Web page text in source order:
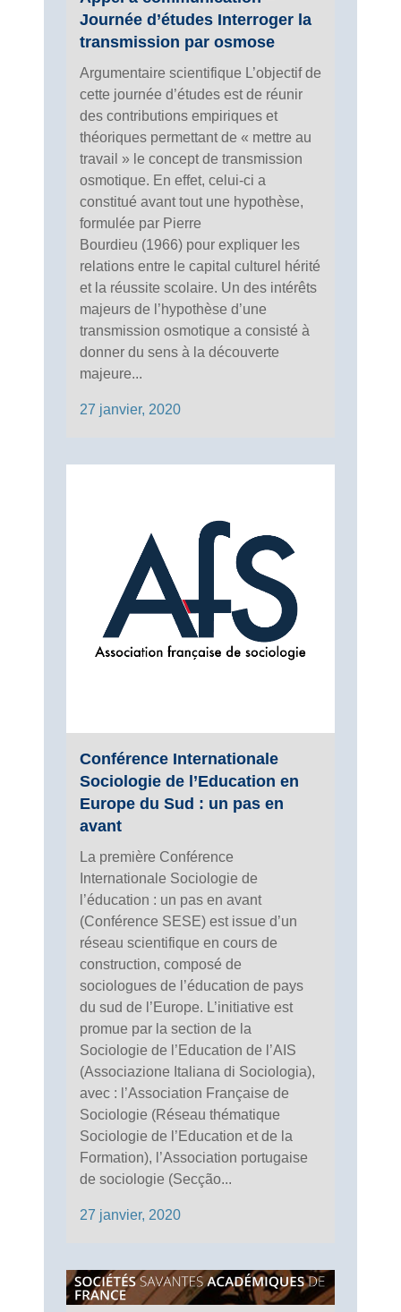
Journée d’études Interroger la
transmission par osmose
Argumentaire scientifique L’objectif de
cette journée d’études est de réunir
des contributions empiriques et
théoriques permettant de « mettre au
travail » le concept de transmission
osmotique. En effet, celui-ci a
constitué avant tout une hypothèse,
formulée par Pierre
Bourdieu (1966) pour expliquer les
relations entre le capital culturel hérité
et la réussite scolaire. Un des intérêts
majeurs de l’hypothèse d’une
transmission osmotique a consisté à
donner du sens à la découverte
majeure...
27 janvier, 2020
Conférence Internationale
Sociologie de l’Education en
Europe du Sud : un pas en
avant
La première Conférence
Internationale Sociologie de
l’éducation : un pas en avant
(Conférence SESE) est issue d’un
réseau scientifique en cours de
construction, composé de
sociologues de l’éducation de pays
du sud de l’Europe. L’initiative est
promue par la section de la
Sociologie de l’Education de l’AIS
(Associazione Italiana di Sociologia),
avec : l’Association Française de
Sociologie (Réseau thématique
Sociologie de l’Education et de la
Formation), l’Association portugaise
de sociologie (Secção...
27 janvier, 2020